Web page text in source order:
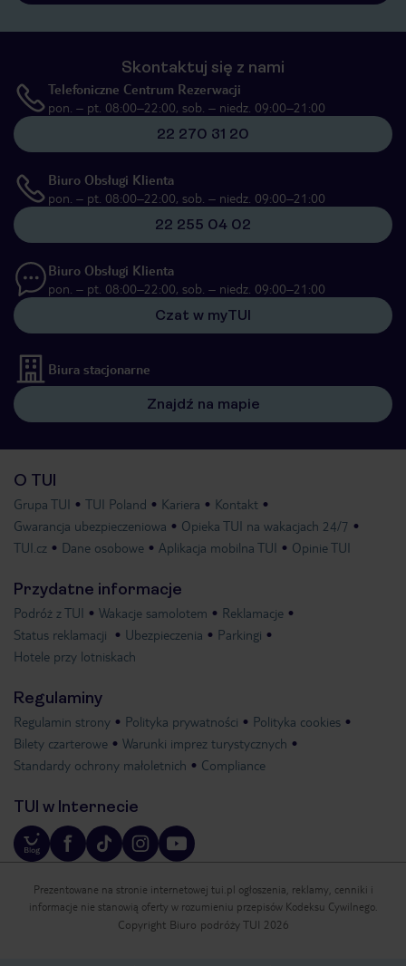
Skontaktuj się z nami
Telefoniczne Centrum Rezerwacji
pon. – pt. 08:00–22:00, sob. – niedz. 09:00–21:00
22 270 31 20
Biuro Obsługi Klienta
pon. – pt. 08:00–22:00, sob. – niedz. 09:00–21:00
22 255 04 02
Biuro Obsługi Klienta
pon. – pt. 08:00–22:00, sob. – niedz. 09:00–21:00
Czat w myTUI
Biura stacjonarne
Znajdź na mapie
O TUI
Grupa TUI TUI Poland Kariera
Kontakt
Gwarancja ubezpieczeniowa
Opieka TUI na wakacjach 24/7
TUI.cz
Dane osobowe Aplikacja mobilna TUI Opinie TUI
Przydatne informacje
Podróż z TUI Wakacje samolotem
Reklamacje
Status reklamacji
Ubezpieczenia
Parkingi
Hotele przy lotniskach
Regulaminy
Regulamin strony Polityka prywatności
Polityka cookies
Bilety czarterowe
Warunki imprez turystycznych
Standardy ochrony małoletnich
Compliance
TUI w Internecie
Prezentowane na stronie internetowej tui.pl ogłoszenia, reklamy, cenniki i
informacje nie stanowią oferty w rozumieniu przepisów Kodeksu Cywilnego.
Copyright Biuro podróży TUI 2026